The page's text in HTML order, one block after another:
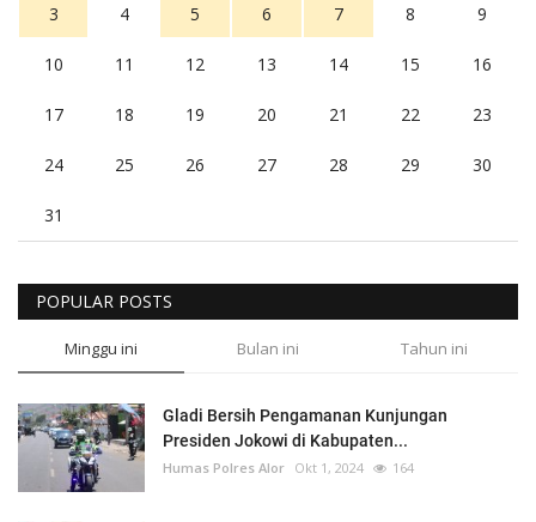
3 4 5 6 7 8 9
10 11 12 13 14 15 16
17 18 19 20 21 22 23
24 25 26 27 28 29 30
31
POPULAR POSTS
Minggu ini Bulan ini Tahun ini
Gladi Bersih Pengamanan Kunjungan
Presiden Jokowi di Kabupaten...
Humas Polres Alor Okt 1, 2024 164